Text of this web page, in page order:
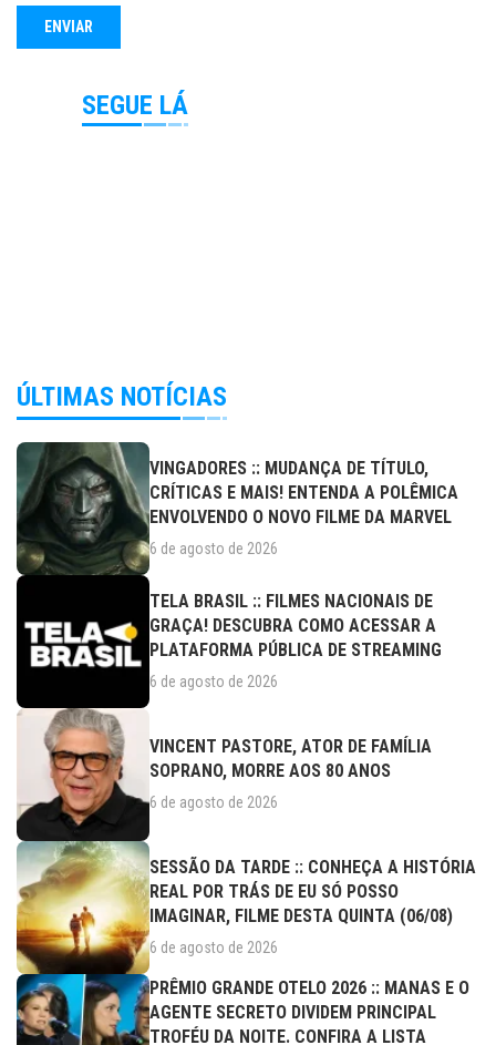
SEGUE LÁ
ÚLTIMAS NOTÍCIAS
VINGADORES :: MUDANÇA DE TÍTULO,
CRÍTICAS E MAIS! ENTENDA A POLÊMICA
ENVOLVENDO O NOVO FILME DA MARVEL
6 de agosto de 2026
TELA BRASIL :: FILMES NACIONAIS DE
GRAÇA! DESCUBRA COMO ACESSAR A
PLATAFORMA PÚBLICA DE STREAMING
6 de agosto de 2026
VINCENT PASTORE, ATOR DE FAMÍLIA
SOPRANO, MORRE AOS 80 ANOS
6 de agosto de 2026
SESSÃO DA TARDE :: CONHEÇA A HISTÓRIA
REAL POR TRÁS DE EU SÓ POSSO
IMAGINAR, FILME DESTA QUINTA (06/08)
6 de agosto de 2026
PRÊMIO GRANDE OTELO 2026 :: MANAS E O
AGENTE SECRETO DIVIDEM PRINCIPAL
TROFÉU DA NOITE. CONFIRA A LISTA